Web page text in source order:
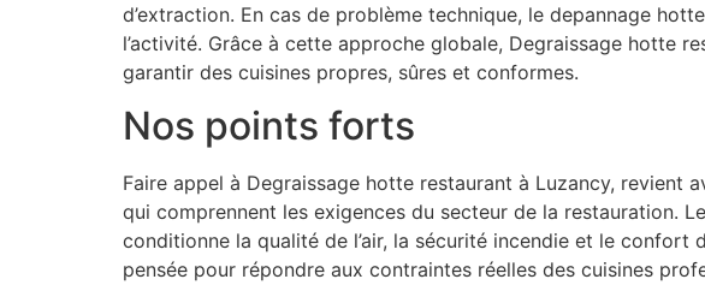
d’extraction. En cas de problème technique, le depannage
l’activité. Grâce à cette approche globale, Degraissage hotte
garantir des cuisines propres, sûres et conformes.
Nos points forts
Faire appel à Degraissage hotte restaurant à Luzancy, revient
qui comprennent les exigences du secteur de la restauration.
conditionne la qualité de l’air, la sécurité incendie et le
pensée pour répondre aux contraintes réelles des cuisines